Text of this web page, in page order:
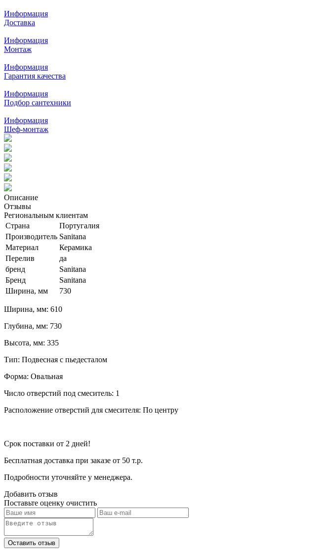
Информация
Доставка
Информация
Монтаж
Информация
Гарантия качества
Информация
Подбор сантехники
Информация
Шеф-монтаж
Описание
Отзывы
Региональным клиентам
Страна
Португалия
Производитель Sanitana
Материал
Керамика
Перелив
да
бренд
Sanitana
Бренд
Sanitana
Ширина, мм
730
Ширина, мм: 610
Глубина, мм: 730
Высота, мм: 335
Тип: Подвесная с пьедесталом
Форма: Овальная
Число отверстий под смеситель: 1
Расположение отверстий для смесителя: По центру
Срок поставки от 2 дней!
Бесплатная доставка при заказе от 50 т.р.
Подробности уточняйте у менеджера.
Добавить отзыв
Поставьте оценку очистить